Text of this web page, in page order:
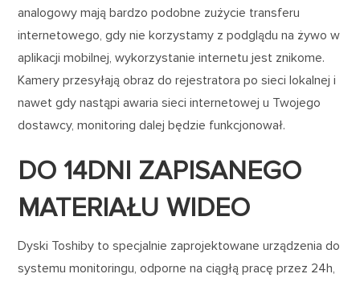
analogowy mają bardzo podobne zużycie transferu
internetowego, gdy nie korzystamy z podglądu na żywo w
aplikacji mobilnej, wykorzystanie internetu jest znikome.
Kamery przesyłają obraz do rejestratora po sieci lokalnej i
nawet gdy nastąpi awaria sieci internetowej u Twojego
dostawcy, monitoring dalej będzie funkcjonował.
DO 14DNI ZAPISANEGO
MATERIAŁU WIDEO
Dyski Toshiby to specjalnie zaprojektowane urządzenia do
systemu monitoringu, odporne na ciągłą pracę przez 24h,